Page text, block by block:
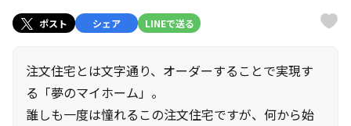
ポスト シェア LINEで送る
注文住宅とは文字通り、オーダーすることで実現す
る「夢のマイホーム」。
誰しも一度は憧れるこの注文住宅ですが、何から始